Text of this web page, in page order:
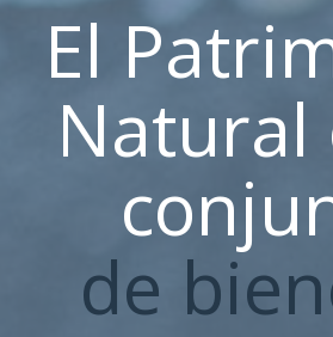
El
Natural
de